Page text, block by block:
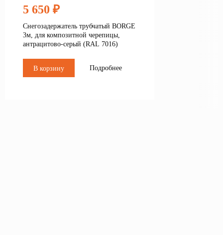
5 650 ₽
Снегозадержатель трубчатый BORGE
3м, для композитной черепицы,
антрацитово-серый (RAL 7016)
В корзину Подробнее